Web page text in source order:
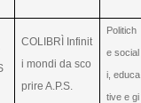
COLIBRÌ Infinit
i mondi da sco
prire A.P.S.
Politich
e social
i, educa
tive e gi